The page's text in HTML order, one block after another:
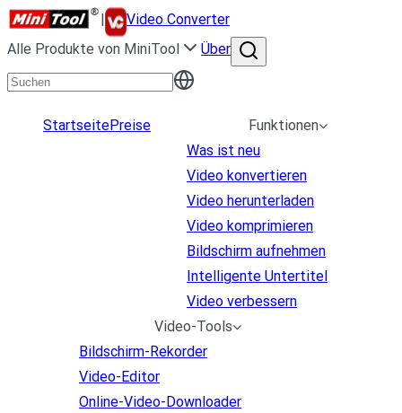
|
Video Converter
Alle Produkte von MiniTool
Über
StartseitePreise
Funktionen
Was ist neu
Video konvertieren
Video herunterladen
Video komprimieren
Bildschirm aufnehmen
Intelligente Untertitel
Video verbessern
Video-Tools
Bildschirm-Rekorder
Video-Editor
Online-Video-Downloader